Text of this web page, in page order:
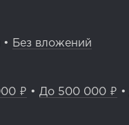
• Без вложений
₽ • До 500 000 ₽ •